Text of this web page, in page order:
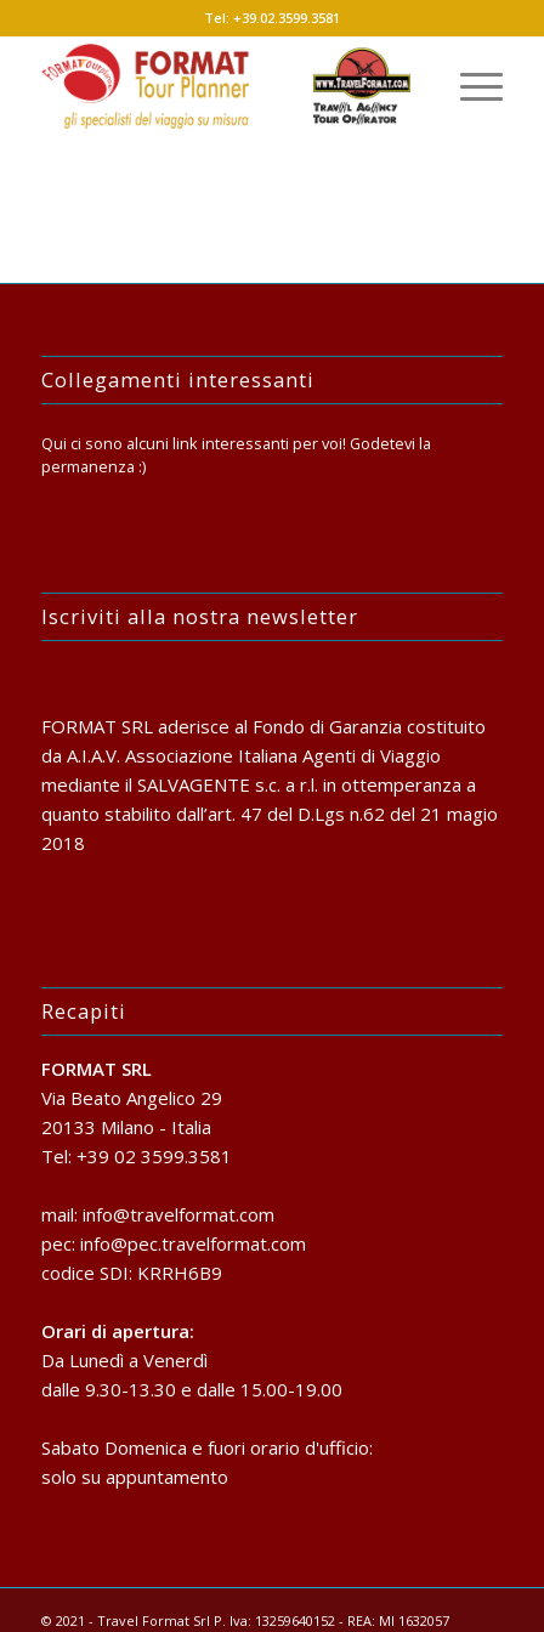
Tel: +39.02.3599.3581
Collegamenti interessanti
Qui ci sono alcuni link interessanti per voi! Godetevi la
permanenza :)
Iscriviti alla nostra newsletter
FORMAT SRL aderisce al Fondo di Garanzia costituito
da A.I.A.V. Associazione Italiana Agenti di Viaggio
mediante il SALVAGENTE s.c. a r.l. in ottemperanza a
quanto stabilito dall’art. 47 del D.Lgs n.62 del 21 magio
2018
Recapiti
FORMAT SRL
Via Beato Angelico 29
20133 Milano - Italia
Tel: +39 02 3599.3581
mail: info@travelformat.com
pec: info@pec.travelformat.com
codice SDI: KRRH6B9
Orari di apertura:
Da Lunedì a Venerdì
dalle 9.30-13.30 e dalle 15.00-19.00
Sabato Domenica e fuori orario d'ufficio:
solo su appuntamento
© 2021 - Travel Format Srl P. Iva: 13259640152 - REA: MI 1632057